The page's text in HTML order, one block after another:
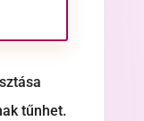
tűnhet.